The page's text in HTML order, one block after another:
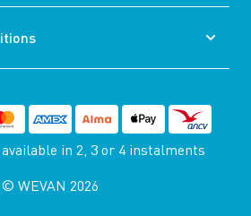
in 2, 3 or 4 instalments
© WEVAN 2026